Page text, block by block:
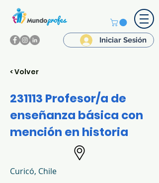
Iniciar Sesión
< Volver
231113 Profesor/a de
enseñanza básica con
mención en historia
Curicó, Chile